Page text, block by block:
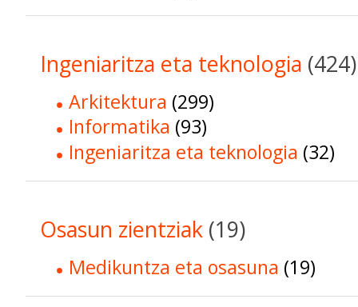
Ingeniaritza eta teknologia (424)
Arkitektura (299)
Informatika (93)
Ingeniaritza eta teknologia (32)
Osasun zientziak (19)
Medikuntza eta osasuna (19)